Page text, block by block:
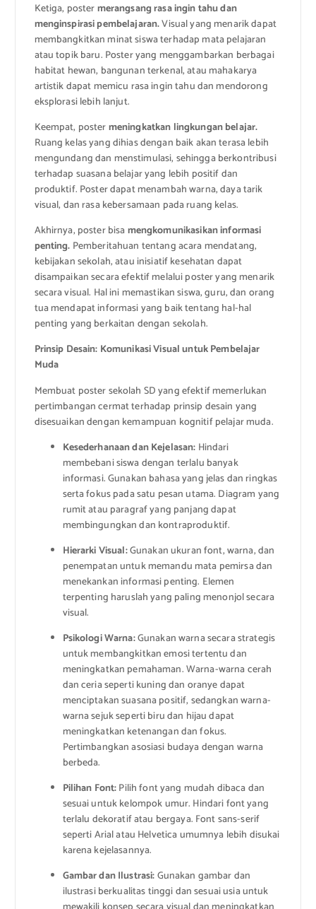
Ketiga, postermerangsang rasa ingin tahu dan
menginspirasi pembelajaran.Visual yang menarik dapat
membangkitkan minat siswa terhadap mata pelajaran
atau topik baru. Poster yang menggambarkan berbagai
habitat hewan, bangunan terkenal, atau mahakarya
artistik dapat memicu rasa ingin tahu dan mendorong
eksplorasi lebih lanjut.
Keempat, postermeningkatkan lingkungan belajar.
Ruang kelas yang dihias dengan baik akan terasa lebih
mengundang dan menstimulasi, sehingga berkontribusi
terhadap suasana belajar yang lebih positif dan
produktif. Poster dapat menambah warna, daya tarik
visual, dan rasa kebersamaan pada ruang kelas.
Akhirnya, poster bisamengkomunikasikan informasi
penting. Pemberitahuan tentang acara mendatang,
kebijakan sekolah, atau inisiatif kesehatan dapat
disampaikan secara efektif melalui poster yang menarik
secara visual. Hal ini memastikan siswa, guru, dan orang
tua mendapat informasi yang baik tentang hal-hal
penting yang berkaitan dengan sekolah.
Prinsip Desain: Komunikasi Visual untuk Pembelajar
Muda
Membuat poster sekolah SD yang efektif memerlukan
pertimbangan cermat terhadap prinsip desain yang
disesuaikan dengan kemampuan kognitif pelajar muda.
Kesederhanaan dan Kejelasan: Hindari
membebani siswa dengan terlalu banyak
informasi. Gunakan bahasa yang jelas dan ringkas
serta fokus pada satu pesan utama. Diagram yang
rumit atau paragraf yang panjang dapat
membingungkan dan kontraproduktif.
Hierarki Visual:Gunakan ukuran font, warna, dan
penempatan untuk memandu mata pemirsa dan
menekankan informasi penting. Elemen
terpenting haruslah yang paling menonjol secara
visual.
Psikologi Warna:Gunakan warna secara strategis
untuk membangkitkan emosi tertentu dan
meningkatkan pemahaman. Warna-warna cerah
dan ceria seperti kuning dan oranye dapat
menciptakan suasana positif, sedangkan warna-
warna sejuk seperti biru dan hijau dapat
meningkatkan ketenangan dan fokus.
Pertimbangkan asosiasi budaya dengan warna
berbeda.
Pilihan Font:Pilih font yang mudah dibaca dan
sesuai untuk kelompok umur. Hindari font yang
terlalu dekoratif atau bergaya. Font sans-serif
seperti Arial atau Helvetica umumnya lebih disukai
karena kejelasannya.
Gambar dan Ilustrasi:Gunakan gambar dan
ilustrasi berkualitas tinggi dan sesuai usia untuk